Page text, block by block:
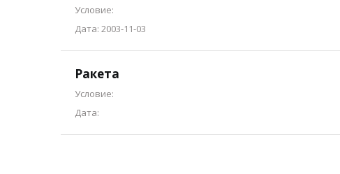
Условие:
Дата: 2003-11-03
Ракета
Условие:
Дата: